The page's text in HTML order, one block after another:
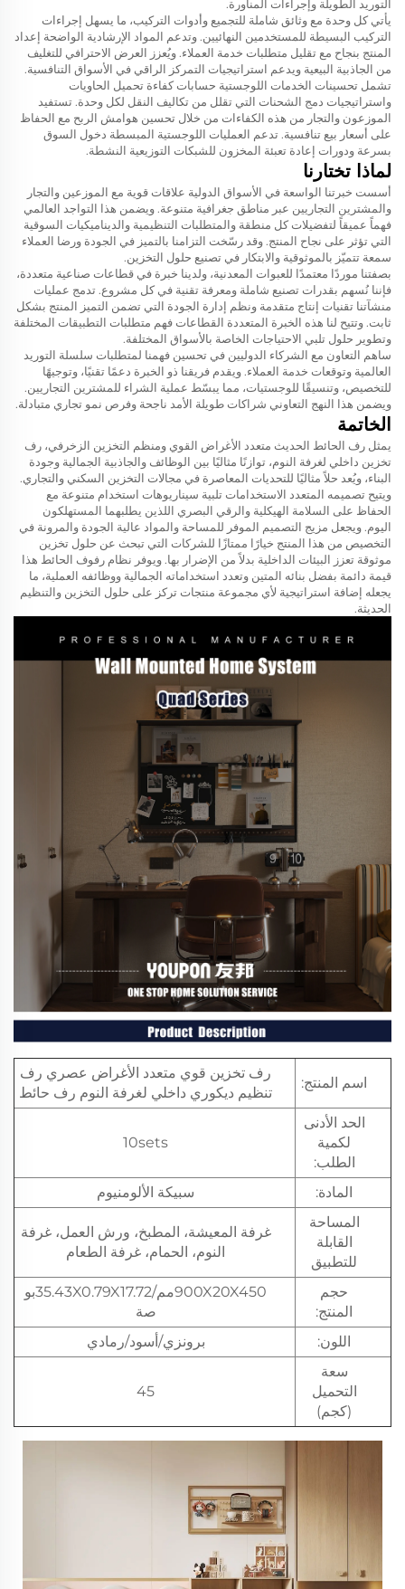
التوريد الطويلة وإجراءات المناورة.
يأتي كل وحدة مع وثائق شاملة للتجميع وأدوات التركيب، ما يسهل إجراءات
التركيب البسيطة للمستخدمين النهائيين. وتدعم المواد الإرشادية الواضحة إعداد
المنتج بنجاح مع تقليل متطلبات خدمة العملاء. ويُعزز العرض الاحترافي للتغليف
من الجاذبية البيعية ويدعم استراتيجيات التمركز الراقي في الأسواق التنافسية.
تشمل تحسينات الخدمات اللوجستية حسابات كفاءة تحميل الحاويات
واستراتيجيات دمج الشحنات التي تقلل من تكاليف النقل لكل وحدة. تستفيد
الموزعون والتجار من هذه الكفاءات من خلال تحسين هوامش الربح مع الحفاظ
على أسعار بيع تنافسية. تدعم العمليات اللوجستية المبسطة دخول السوق
بسرعة ودورات إعادة تعبئة المخزون للشبكات التوزيعية النشطة.
لماذا تختارنا
أسست خبرتنا الواسعة في الأسواق الدولية علاقات قوية مع الموزعين والتجار
والمشترين التجاريين عبر مناطق جغرافية متنوعة. ويضمن هذا التواجد العالمي
فهماً عميقاً لتفضيلات كل منطقة والمتطلبات التنظيمية والديناميكيات السوقية
التي تؤثر على نجاح المنتج. وقد رسّخت التزامنا بالتميز في الجودة ورضا العملاء
سمعة تتميّز بالموثوقية والابتكار في تصنيع حلول التخزين.
بصفتنا موردًا معتمدًا للعبوات المعدنية، ولدينا خبرة في قطاعات صناعية متعددة،
فإننا نُسهم بقدرات تصنيع شاملة ومعرفة تقنية في كل مشروع. تدمج عمليات
منشآتنا تقنيات إنتاج متقدمة ونظم إدارة الجودة التي تضمن التميز المنتج بشكل
ثابت. وتتيح لنا هذه الخبرة المتعددة القطاعات فهم متطلبات التطبيقات المختلفة
وتطوير حلول تلبي الاحتياجات الخاصة بالأسواق المختلفة.
ساهم التعاون مع الشركاء الدوليين في تحسين فهمنا لمتطلبات سلسلة التوريد
العالمية وتوقعات خدمة العملاء. ويقدم فريقنا ذو الخبرة دعمًا تقنيًا، وتوجيهًا
للتخصيص، وتنسيقًا للوجستيات، مما يبسّط عملية الشراء للمشترين التجاريين.
ويضمن هذا النهج التعاوني شراكات طويلة الأمد ناجحة وفرص نمو تجاري متبادلة.
الخاتمة
يمثل رف الحائط الحديث متعدد الأغراض القوي ومنظم التخزين الزخرفي، رف
تخزين داخلي لغرفة النوم، توازنًا مثاليًا بين الوظائف والجاذبية الجمالية وجودة
البناء، ويُعد حلاً مثاليًا للتحديات المعاصرة في مجالات التخزين السكني والتجاري.
ويتيح تصميمه المتعدد الاستخدامات تلبية سيناريوهات استخدام متنوعة مع
الحفاظ على السلامة الهيكلية والرقي البصري اللذين يطلبهما المستهلكون
اليوم. ويجعل مزيج التصميم الموفر للمساحة والمواد عالية الجودة والمرونة في
التخصيص من هذا المنتج خيارًا ممتازًا للشركات التي تبحث عن حلول تخزين
موثوقة تعزز البيئات الداخلية بدلاً من الإضرار بها. ويوفر نظام رفوف الحائط هذا
قيمة دائمة بفضل بنائه المتين وتعدد استخداماته الجمالية ووظائفه العملية، ما
يجعله إضافة استراتيجية لأي مجموعة منتجات تركز على حلول التخزين والتنظيم
الحديثة.
اسم المنتج:
رف تخزين قوي متعدد الأغراض عصري رف
تنظيم ديكوري داخلي لغرفة النوم رف حائط
الحد الأدنى
لكمية
الطلب:
10sets
المادة:
سبيكة الألومنيوم
المساحة
القابلة
للتطبيق
غرفة المعيشة، المطبخ، ورش العمل، غرفة
النوم، الحمام، غرفة الطعام
حجم
المنتج:
900X20X450مم/35.43X0.79X17.72بو
صة
اللون:
برونزي/أسود/رمادي
سعة
التحميل
(كجم)
45